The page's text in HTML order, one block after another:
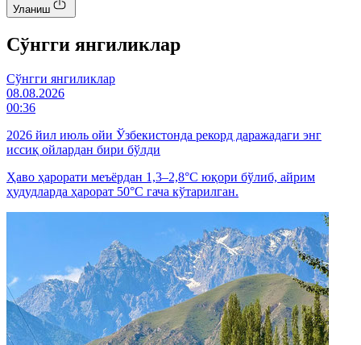
Уланиш
Cўнгги янгиликлар
Cўнгги янгиликлар
08.08.2026
00:36
2026 йил июль ойи Ўзбекистонда рекорд даражадаги энг
иссиқ ойлардан бири бўлди
Ҳаво ҳарорати меъёрдан 1,3–2,8°C юқори бўлиб, айрим
ҳудудларда ҳарорат 50°C гача кўтарилган.